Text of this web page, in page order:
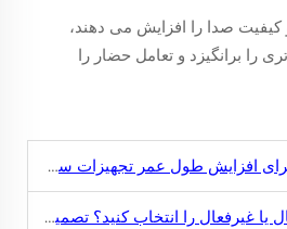
صدا را افزایش می دهند،
برانگیزد و تعامل حضار را
افزایش طول عمر تجهیزات سیستم صدا
انتخاب کنید؟ تصمیم خود را پس از خواندن این 5 نکته بگیرید